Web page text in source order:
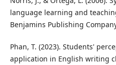
language learning and
Benjamins Publishing
Phan, T. (2023). Students'
application in English writing